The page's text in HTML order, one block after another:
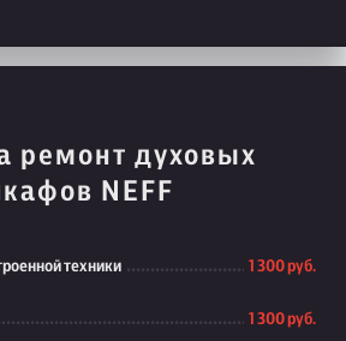
ремонт духовых
NEFF
техники 1 300 руб.
1 300 руб.